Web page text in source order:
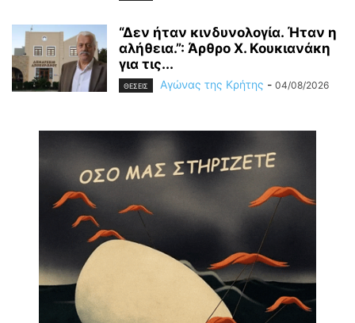
“Δεν ήταν κινδυνολογία. Ήταν η
αλήθεια.”: Άρθρο Χ. Κουκιανάκη
για τις...
ΘΕΣΕΙΣ Αγώνας της Κρήτης - 04/08/2026